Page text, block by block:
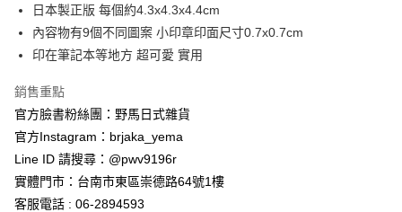
上海商業儲蓄銀行
台北富邦商業銀行
國泰世華商業銀行
兆豐國際商業銀行
臺灣中小企業銀行
聯邦商業銀行
元大商業銀行
台新國際商業銀行
台灣樂天信用卡公司
LINE Pay
Apple Pay
悠遊付
Google Pay
ATM付款
日本製正版 每個約4.3x4.3x4.4cm
內容物有9個不同圖案 小印章印面尺寸0.7x0.7cm
印在筆記本等地方 超可愛 實用
銷售重點
官方臉書粉絲團：野馬日式雜貨
官方Instagram：brjaka_yema
Line ID 請搜尋：@pwv9196r
實體門市：台南市東區崇德路64號1樓
客服電話 : 06-2894593